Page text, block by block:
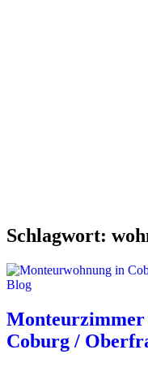
Schlagwort:
Blog
Coburg /